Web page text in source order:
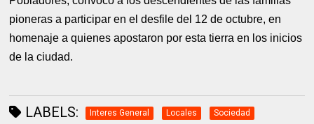
pioneras a participar en el desfile del 12 de octubre, en
homenaje a quienes apostaron por esta tierra en los inicios
de la ciudad.
LABELS: Interes General Locales Sociedad